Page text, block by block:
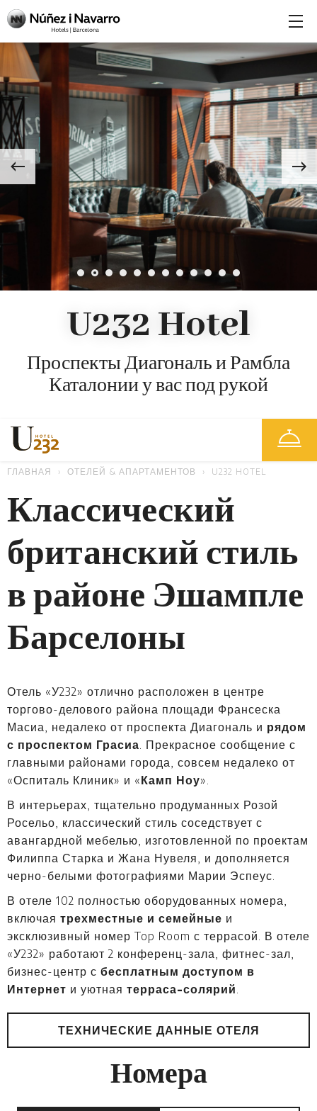
U232 Hotel
Проспекты Диагональ и Рамбла
Каталонии у вас под рукой
ГЛАВНАЯ ОТЕЛЕЙ & АПАРТАМЕНТОВ U232 HOTEL
Классический
британский стиль
в районе Эшампле
Барселоны
Отель «У232» отлично расположен в центре
торгово-делового района площади Франсеска
Масиа, недалеко от проспекта Диагональ и рядом
с проспектом Грасиа. Прекрасное сообщение с
главными районами города, совсем недалеко от
«Оспиталь Клиник» и «Камп Ноу».
В интерьерах, тщательно продуманных Розой
Росельо, классический стиль соседствует с
авангардной мебелью, изготовленной по проектам
Филиппа Старка и Жана Нувеля, и дополняется
черно-белыми фотографиями Марии Эспеус.
В отеле 102 полностью оборудованных номера,
включая трехместные и семейные и
эксклюзивный номер Top Room с террасой. В отеле
«У232» работают 2 конференц-зала, фитнес-зал,
бизнес-центр с бесплатным доступом в
Интернет и уютная терраса-солярий.
ТЕХНИЧЕСКИЕ ДАННЫЕ ОТЕЛЯ
Номера